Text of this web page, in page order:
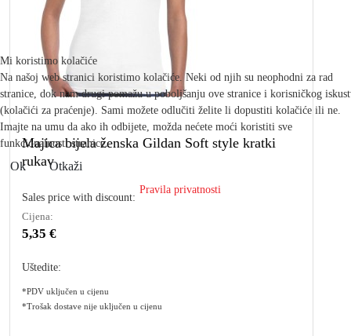
Majica bijela ženska Gildan Soft style kratki
rukav
Sales price with discount:
Cijena:
5,35 €
Uštedite:
*PDV uključen u cijenu
*Trošak dostave nije uključen u cijenu
Mi koristimo kolačiće
Na našoj web stranici koristimo kolačiće. Neki od njih su neophodni za rad
stranice, dok nam drugi pomažu u poboljšanju ove stranice i korisničkog
(kolačići za praćenje). Sami možete odlučiti želite li dopustiti kolačiće ili ne.
Imajte na umu da ako ih odbijete, možda nećete moći koristiti sve
funkcionalnosti stranice.
Ok Otkaži
Pravila privatnosti